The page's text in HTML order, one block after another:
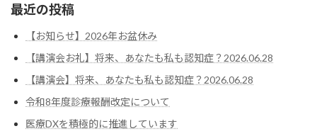
最近の投稿
【お知らせ】2026年お盆休み
【講演会お礼】将来、あなたも私も認知症？2026.06.28
【講演会】将来、あなたも私も認知症？2026.06.28
令和8年度診療報酬改定について
医療DXを積極的に推進しています